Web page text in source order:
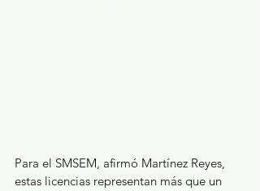
Para el SMSEM, afirmó Martínez Reyes,
estas licencias representan más que un